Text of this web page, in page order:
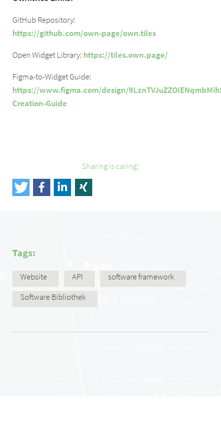
GitHub Repository:
https://github.com/own-page/own.tiles
Open Widget Library: https://tiles.own.page/
Figma-to-Widget Guide:
https://www.figma.com/design/
Creation-Guide
Sharing is caring!
Tags:
Website API
software framework
Software Bibliothek